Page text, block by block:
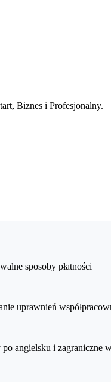
Biznes i Profesjonalny.
sposoby płatności
uprawnień
po angielsku i zagraniczne